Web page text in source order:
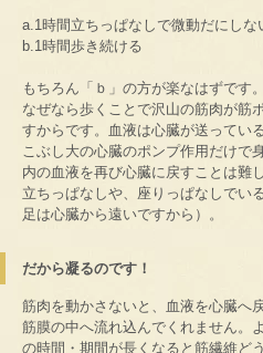
a.1時間立ちっぱなしで微動だにしな
b.1時間歩き続ける
もちろん「ｂ」の方が楽なはずです。
なぜなら歩くことで沢山の筋肉が筋
すからです。血液は心臓が送ってい
こぶし大の心臓のポンプ作用だけで
内の血液を再び心臓に戻すことは難
立ちっぱなしや、座りっぱなしでい
足は心臓から遠いですから）。
だから凝るのです！
筋肉を動かさないと、血液を心臓へ
筋膜の中へ流れ込んでくれません。
の時間・期間が長くなると筋繊維ど